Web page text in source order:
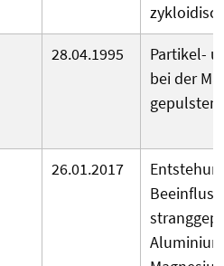
28.04.1995
Partikel-
bei der
gepulsten
26.01.2017